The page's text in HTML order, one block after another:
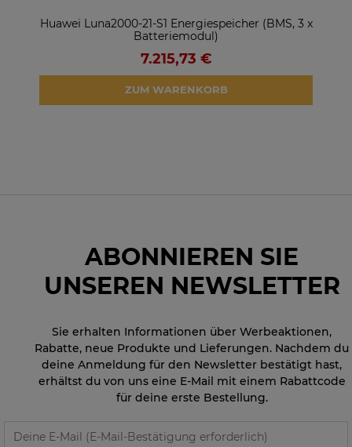
Huawei Luna2000-21-S1 Energiespeicher (BMS, 3 x
Batteriemodul)
7.215,73 €
ZUM WARENKORB
ABONNIEREN SIE
UNSEREN NEWSLETTER
Sie erhalten Informationen über Werbeaktionen,
Rabatte, neue Produkte und Lieferungen. Nachdem du
deine Anmeldung für den Newsletter bestätigt hast,
erhältst du von uns eine E-Mail mit einem Rabattcode
für deine erste Bestellung.